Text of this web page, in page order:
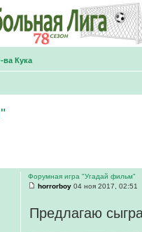
ва Кука
Форумная игра "Угадай фильм"
horrorboy 04 ноя 2017, 02:51
Предлагаю